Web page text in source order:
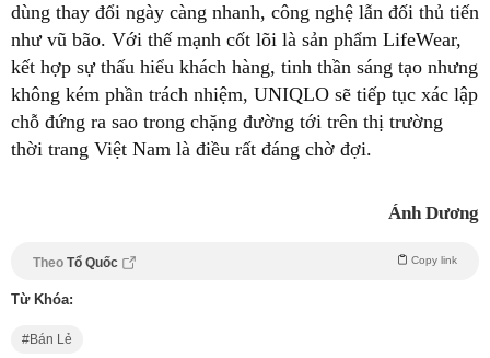
dùng thay đổi ngày càng nhanh, công nghệ lẫn đối thủ tiến
như vũ bão. Với thế mạnh cốt lõi là sản phẩm LifeWear,
kết hợp sự thấu hiểu khách hàng, tinh thần sáng tạo nhưng
không kém phần trách nhiệm, UNIQLO sẽ tiếp tục xác lập
chỗ đứng ra sao trong chặng đường tới trên thị trường
thời trang Việt Nam là điều rất đáng chờ đợi.
Ánh Dương
Theo Tổ Quốc Copy link
Từ Khóa:
Bán Lẻ